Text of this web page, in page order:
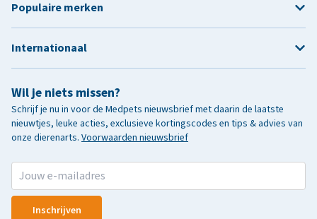
Wil je niets missen?
Schrijf je nu in voor de Medpets nieuwsbrief met daarin de laatste
nieuwtjes, leuke acties, exclusieve kortingscodes en tips & advies van
onze dierenarts. Voorwaarden nieuwsbrief
Inschrijven
Populaire merken
Internationaal